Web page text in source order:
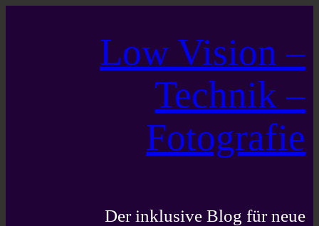
Low Vision –
Technik –
Fotografie
Der inklusive Blog für neue